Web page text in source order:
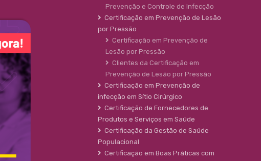
Prevenção e Controle de Infecção
Certificação em Prevenção de Lesão
por Pressão
Certificação em Prevenção de
Lesão por Pressão
Clientes da Certificação em
Prevenção de Lesão por Pressão
Certificação em Prevenção de
infecção em Sítio Cirúrgico
Certificação de Fornecedores de
Produtos e Serviços em Saúde
Certificação da Gestão de Saúde
Populacional
Certificação em Boas Práticas com